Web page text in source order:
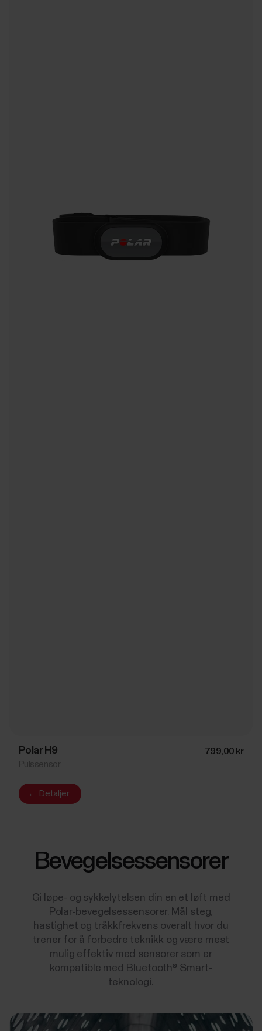
Polar H9 799,00 kr
→ Detaljer
Bevegelsessensorer
Gi løpe- og sykkelytelsen din en et løft med
Polar-bevegelsessensorer. Mål steg,
hastighet og tråkkfrekvens overalt hvor du
trener for å forbedre teknikk og være mest
mulig effektiv med sensorer som er
kompatible med Bluetooth® Smart-
teknologi.